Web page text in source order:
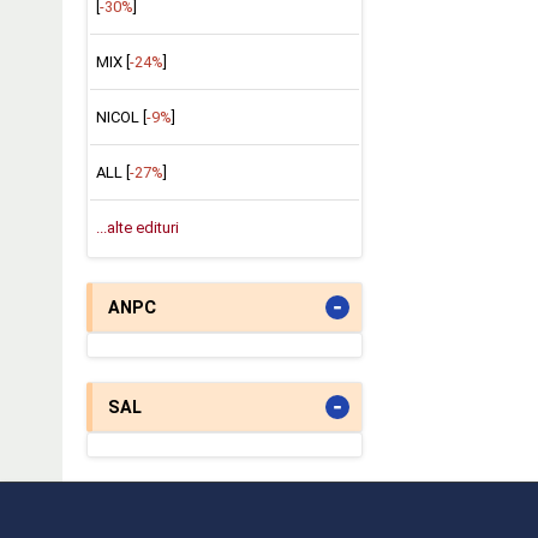
-30%
MIX [ -24%
NICOL [ -9%
ALL [ -27%
...alte edituri
ANPC -
SAL -